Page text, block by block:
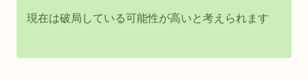
現在は破局している可能性が高いと考えられます